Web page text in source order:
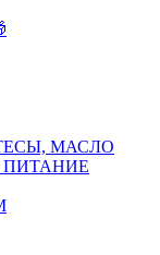
МАСЛО
ПИТАНИЕ